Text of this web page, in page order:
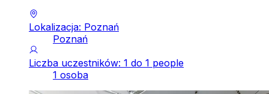
Lokalizacja: Poznań
Poznań
Liczba uczestników: 1 do 1 people
1 osoba